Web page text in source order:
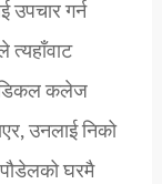
उपचार गर्न
त्यहाँवाट
कलेज
उनलाई निको
पौडेलको घरमै